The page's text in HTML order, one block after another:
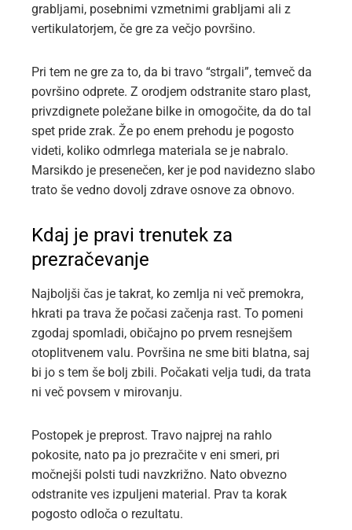
grabljami, posebnimi vzmetnimi grabljami ali z
vertikulatorjem, če gre za večjo površino.
Pri tem ne gre za to, da bi travo “strgali”, temveč da
površino odprete. Z orodjem odstranite staro plast,
privzdignete poležane bilke in omogočite, da do tal
spet pride zrak. Že po enem prehodu je pogosto
videti, koliko odmrlega materiala se je nabralo.
Marsikdo je presenečen, ker je pod navidezno slabo
trato še vedno dovolj zdrave osnove za obnovo.
Kdaj je pravi trenutek za
prezračevanje
Najboljši čas je takrat, ko zemlja ni več premokra,
hkrati pa trava že počasi začenja rast. To pomeni
zgodaj spomladi, običajno po prvem resnejšem
otoplitvenem valu. Površina ne sme biti blatna, saj
bi jo s tem še bolj zbili. Počakati velja tudi, da trata
ni več povsem v mirovanju.
Postopek je preprost. Travo najprej na rahlo
pokosite, nato pa jo prezračite v eni smeri, pri
močnejši polsti tudi navzkrižno. Nato obvezno
odstranite ves izpuljeni material. Prav ta korak
pogosto odloča o rezultatu.